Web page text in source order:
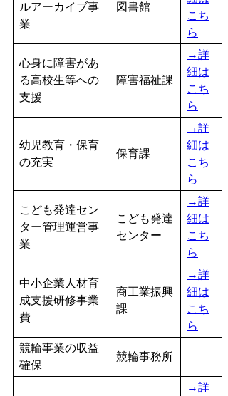
ルアーカイブ事
業
図書館
こち
ら
心身に障害があ
る高校生等への
支援
障害福祉課
→詳
細は
こち
ら
幼児教育・保育
の充実
保育課
→詳
細は
こち
ら
こども発達セン
ター管理運営事
業
こども発達
センター
→詳
細は
こち
ら
中小企業人材育
成支援研修事業
費
商工業振興
課
→詳
細は
こち
ら
競輪事業の収益
確保
競輪事務所
→詳